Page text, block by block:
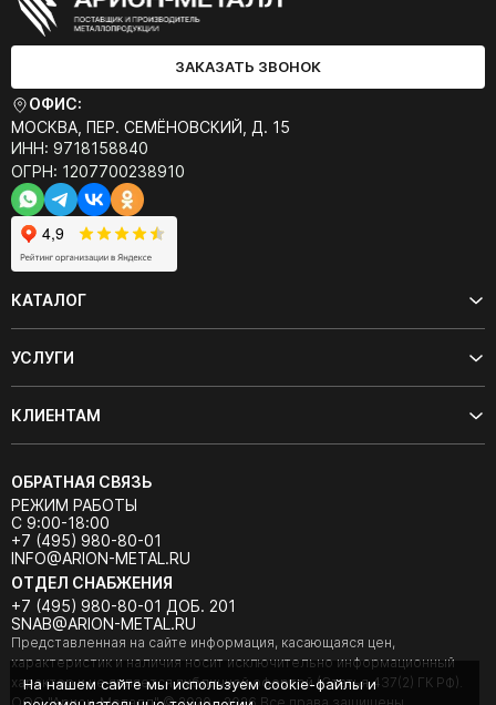
ЗАКАЗАТЬ ЗВОНОК
ОФИС:
МОСКВА, ПЕР. СЕМЁНОВСКИЙ, Д. 15
ИНН: 9718158840
ОГРН: 1207700238910
КАТАЛОГ
УСЛУГИ
КЛИЕНТАМ
ОБРАТНАЯ СВЯЗЬ
РЕЖИМ РАБОТЫ
С 9:00-18:00
+7 (495) 980-80-01
INFO@ARION-METAL.RU
ОТДЕЛ СНАБЖЕНИЯ
+7 (495) 980-80-01 ДОБ. 201
SNAB@ARION-METAL.RU
Представленная на сайте информация, касающаяся цен,
характеристик и наличия носит исключительно информационный
характер и не является публичной офертой (Статья 437(2) ГК РФ).
На нашем сайте мы используем cookie-файлы и